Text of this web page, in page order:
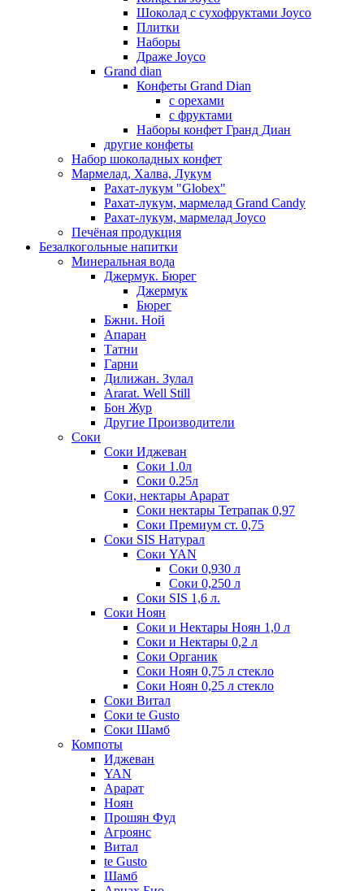
Шоколад с сухофруктами Joyco
Плитки
Наборы
Драже Joyco
Grand dian
Конфеты Grand Dian
с орехами
с фруктами
Наборы конфет Гранд Диан
другие конфеты
Набор шоколадных конфет
Мармелад, Халва, Лукум
Рахат-лукум "Globex"
Рахат-лукум, мармелад Grand Candy
Рахат-лукум, мармелад Joyco
Печёная продукция
Безалкогольные напитки
Минеральная вода
Джермук. Бюрег
Джермук
Бюрег
Бжни. Ной
Апаран
Татни
Гарни
Дилижан. Зулал
Ararat. Well Still
Бон Жур
Другие Производители
Соки
Соки Иджеван
Соки 1.0л
Соки 0.25л
Соки, нектары Арарат
Соки нектары Тетрапак 0,97
Соки Премиум ст. 0,75
Соки SIS Натурал
Соки YAN
Соки 0,930 л
Соки 0,250 л
Соки SIS 1,6 л.
Соки Ноян
Соки и Нектары Ноян 1,0 л
Соки и Нектары 0,2 л
Соки Органик
Соки Ноян 0,75 л стекло
Соки Ноян 0,25 л стекло
Соки Витал
Соки te Gusto
Соки Шамб
Компоты
Иджеван
YAN
Арарат
Ноян
Прошян Фуд
Агроянс
Витал
te Gusto
Шамб